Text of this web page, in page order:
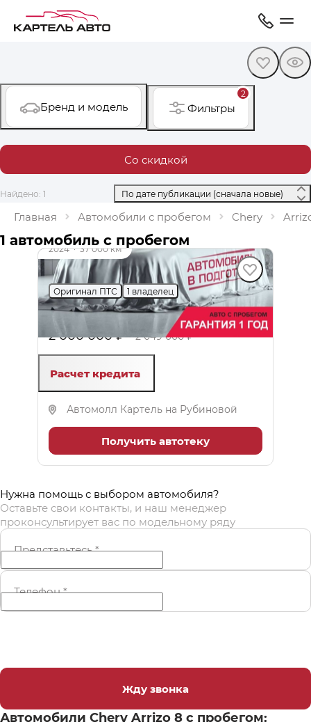
Бренд и модель
2
Фильтры
Со скидкой
Найдено: 1
Главная Автомобили с пробегом Chery
1 автомобиль с пробегом
до 49 000 ₽
2024·37 000 км
Chery Arrizo 8
Оригинал ПТС 1 владелец
1.6 л (150 л.с.), Робот, бензин, передний
2 000 000 ₽ 2 049 000 ₽
Расчет кредита
Автомолл Картель на Рубиновой
Получить автотеку
Нужна помощь с выбором автомобиля?
Оставьте свои контакты, и наш менеджер
проконсультирует вас по модельному ряду
Представьтесь*
Телефон*
Жду звонка
Автомобили Chery Arrizo 8 с пробегом: